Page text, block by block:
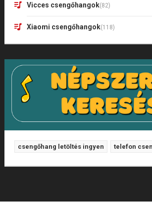
Vicces csengőhangok(82)
Xiaomi csengőhangok(118)
csengőhang letöltés ingyen telefon